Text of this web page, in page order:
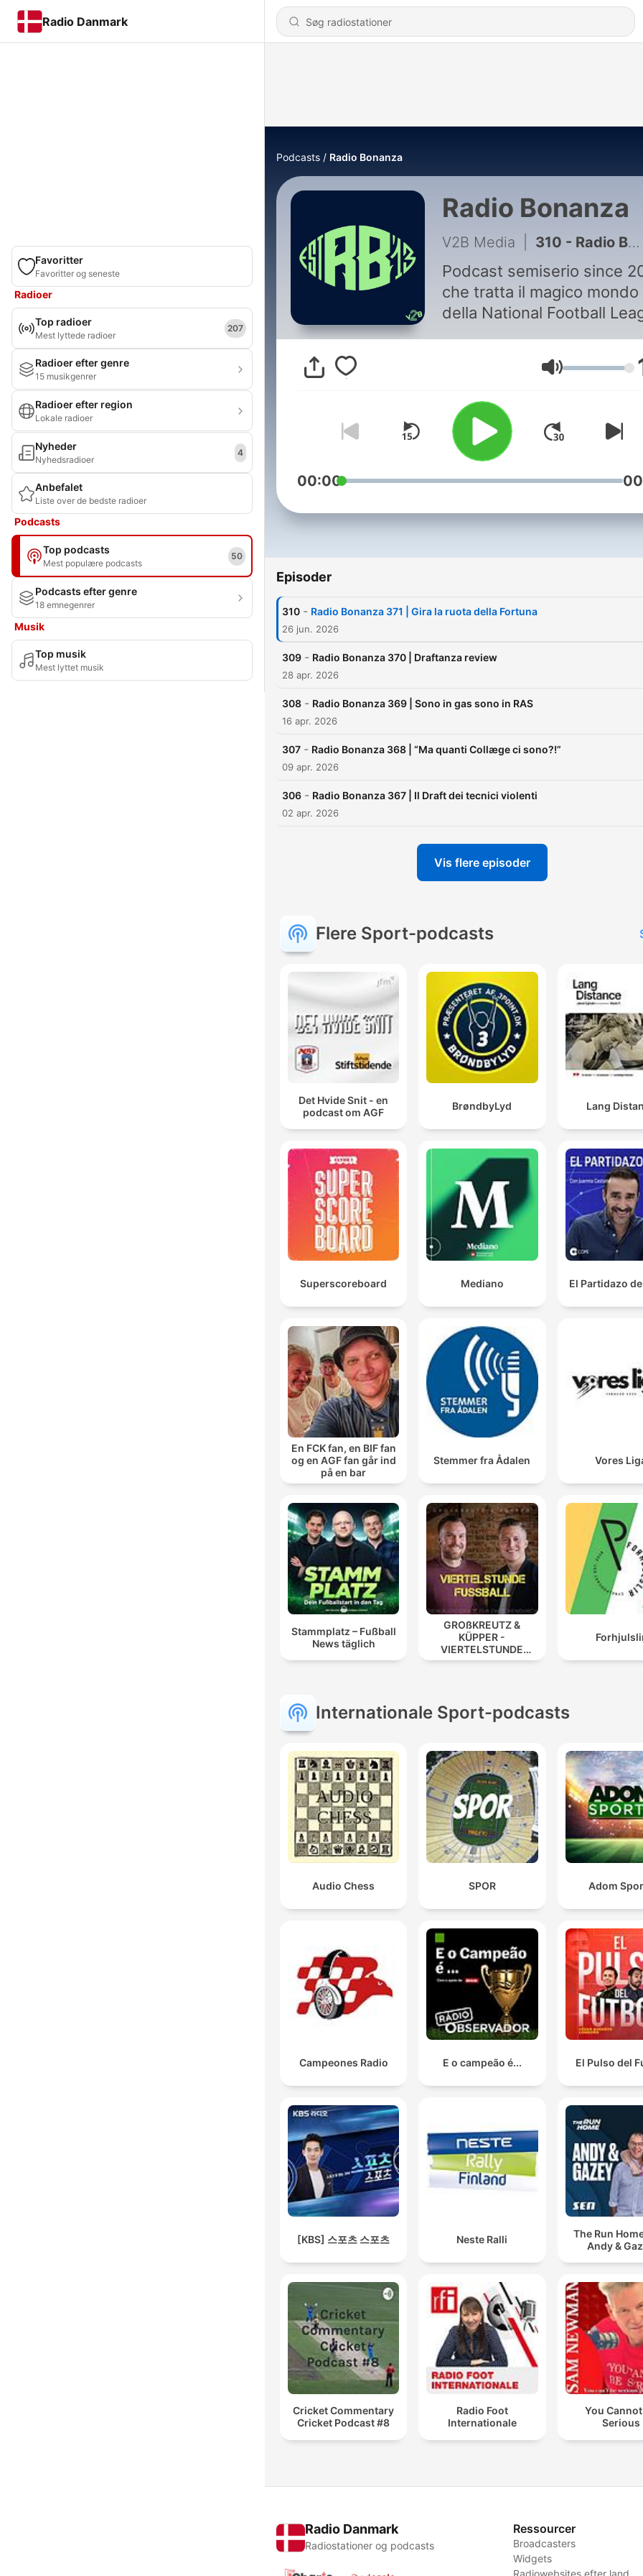
Radio Danmark
Favoritter
Favoritter og seneste
Radioer
Top radioer
Mest lyttede radioer
207
Radioer efter genre
15 musikgenrer
Radioer efter region
Lokale radioer
Nyheder
Nyhedsradioer
4
Anbefalet
Liste over de bedste radioer
Podcasts
Top podcasts
Mest populære podcasts
50
Podcasts efter genre
18 emnegenrer
Musik
Top musik
Mest lyttet musik
Podcasts Radio Bonanza
Radio Bonanza
V2B Media 310 - Radio Bonanza 371 | Gira la ruota della Fortuna
Podcast semiserio since
che tratta il magico mondo
della National Football
Lydstyrke
00:00
Episoder
310 - Radio Bonanza 371 | Gira la ruota della Fortuna
26 jun. 2026
309 - Radio Bonanza 370 | Draftanza review
28 apr. 2026
308 - Radio Bonanza 369 | Sono in gas sono in RAS
16 apr. 2026
307 - Radio Bonanza 368 | “Ma quanti Collæge ci sono?!”
09 apr. 2026
306 - Radio Bonanza 367 | Il Draft dei tecnici violenti
02 apr. 2026
Vis flere episoder
Flere Sport-podcasts
Det Hvide Snit - en
podcast om AGF
BrøndbyLyd Lang
Superscoreboard Mediano El Partidazo de
En FCK fan, en BIF fan
og en AGF fan går ind
på en bar
Stemmer fra Ådalen Vores
Stammplatz – Fußball
News täglich
GROßKREUTZ &
KÜPPER -
VIERTELSTUNDE
FUSSBALL
Internationale Sport-podcasts
Audio Chess SPOR Adom
Campeones Radio E o campeão é... El Pulso del
[KBS] 스포츠 스포츠 Neste Ralli
The Run
Andy &
Cricket Commentary
Cricket Podcast #8
Radio Foot
Internationale
You
Serious
Radio Danmark
Radiostationer og podcasts
Ressourcer
Broadcasters
Widgets
Radiowebsites efter land